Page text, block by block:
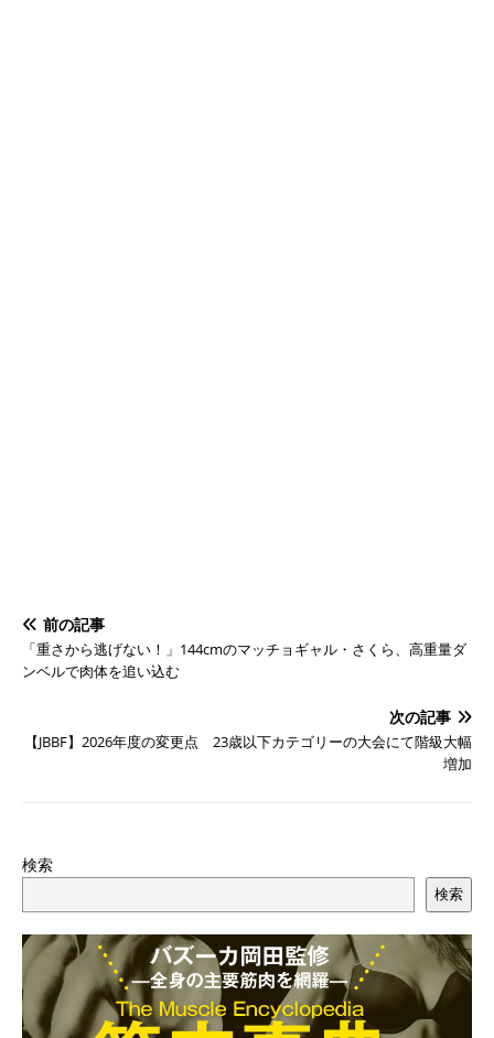
前の記事
「重さから逃げない！」144cmのマッチョギャル・さくら、高重量ダ
ンベルで肉体を追い込む
次の記事
【JBBF】2026年度の変更点 23歳以下カテゴリーの大会にて階級大幅
増加
検索
検索